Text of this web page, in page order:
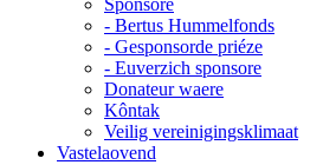
Sponsore
- Bertus Hummelfonds
- Gesponsorde priéze
- Euverzich sponsore
Donateur waere
Kôntak
Veilig vereinigingsklimaat
Vastelaovend